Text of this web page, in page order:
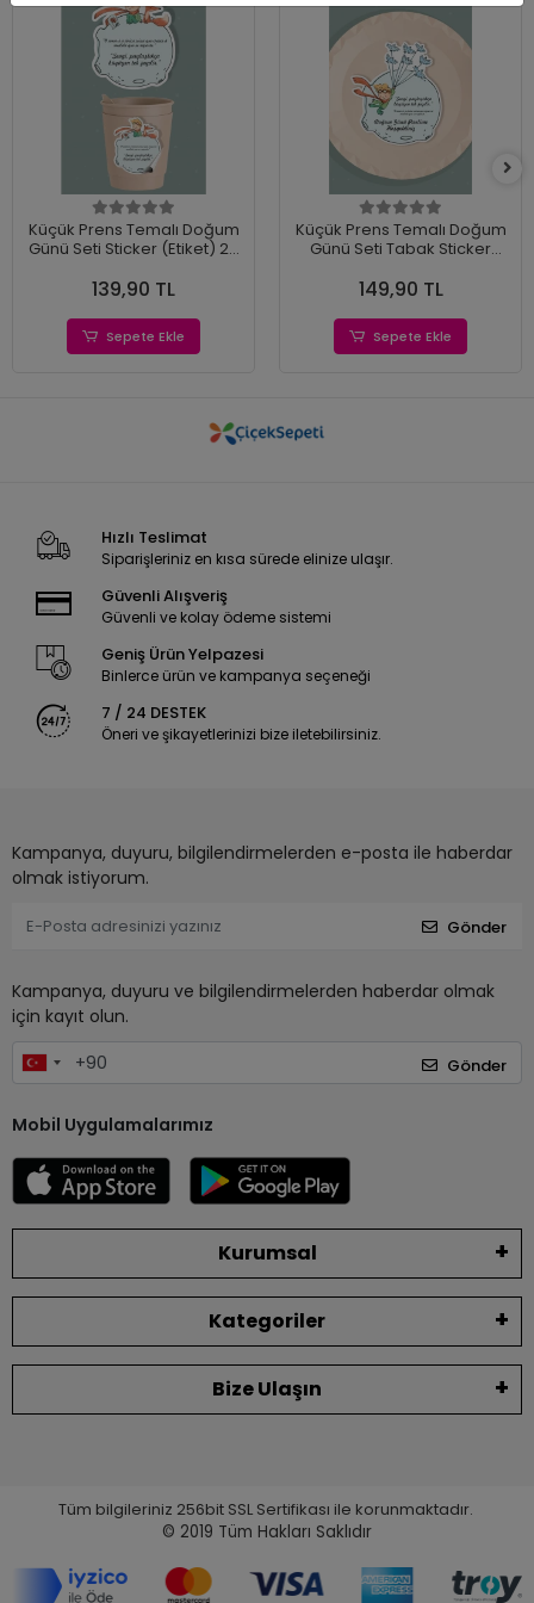
Küçük Prens Temalı Doğum
Günü Seti Sticker (Etiket) 20
139,90 TL
Sepete Ekle
Küçük Prens Temalı Doğum
Günü Seti Tabak Sticker
149,90 TL
Sepete Ekle
Hızlı Teslimat
Siparişleriniz en kısa sürede elinize ulaşır.
Güvenli Alışveriş
Güvenli ve kolay ödeme sistemi
Geniş Ürün Yelpazesi
Binlerce ürün ve kampanya seçeneği
7 / 24 DESTEK
Öneri ve şikayetlerinizi bize iletebilirsiniz.
Kampanya, duyuru, bilgilendirmelerden e-posta ile haberdar
olmak istiyorum.
Gönder
Kampanya, duyuru ve bilgilendirmelerden haberdar olmak
için kayıt olun.
Gönder
Mobil Uygulamalarımız
Kurumsal
Kategoriler
Bize Ulaşın
Tüm bilgileriniz 256bit SSL Sertifikası ile korunmaktadır.
© 2019 Tüm Hakları Saklıdır